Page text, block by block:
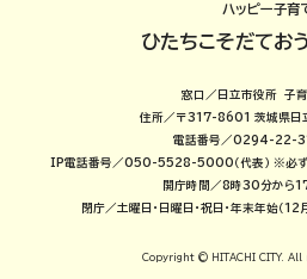
ハッピー子育
ひたちこそだてお
窓口／日立市役所 子
住所／〒317-8601 茨城県日
電話番号／0294-22-
IP電話番号／050-5528-5000（代表） ※必ず
開庁時間／8時30分から
閉庁／土曜日・日曜日・祝日・年末年始（
Copyright © HITACHI CITY. All